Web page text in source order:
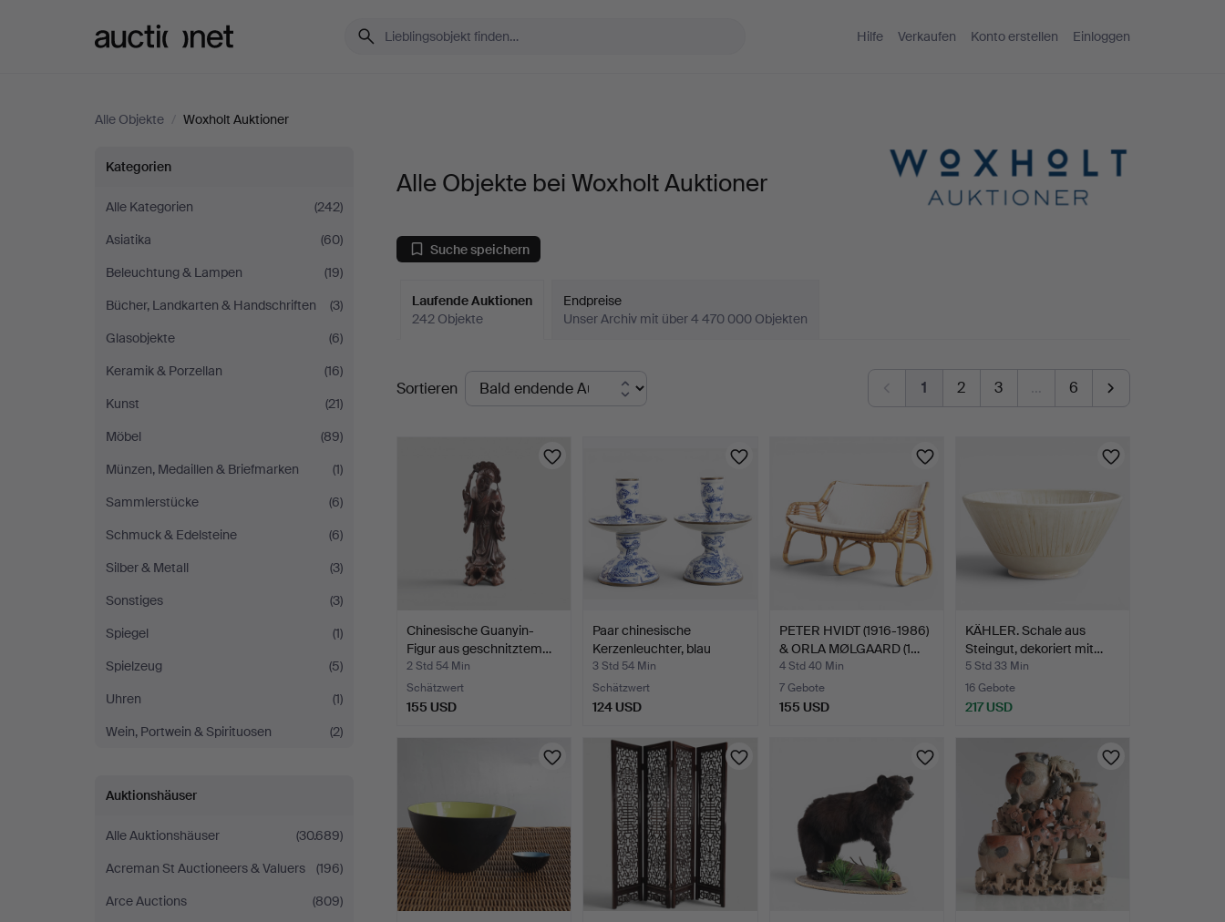
Hilfe Verkaufen Konto erstellen Einloggen
Alle Objekte / Woxholt Auktioner
Alle
Objekte
bei
Woxholt
Auktioner
Kategorien
Alle Kategorien
(242)
Asiatika
(60)
Beleuchtung & Lampen
(19)
Bücher, Landkarten & Handschriften
(3)
Glasobjekte
(6)
Keramik & Porzellan
(16)
Kunst
(21)
Möbel
(89)
Münzen, Medaillen & Briefmarken
(1)
Sammlerstücke
(6)
Schmuck & Edelsteine
(6)
Silber & Metall
(3)
Sonstiges
(3)
Spiegel
(1)
Spielzeug
(5)
Uhren
(1)
Wein, Portwein & Spirituosen
(2)
Auktionshäuser
Alle Auktionshäuser
(30.689)
Acreman St Auctioneers & Valuers
(196)
Arce Auctions
(809)
Alle Objekte bei Woxholt Auktioner
Suche speichern
Laufende Auktionen
242 Objekte
Endpreise
Unser Archiv mit über 4 470 000 Objekten
Laufende
Auktionen
Sortieren 1 2 3 … 6
Chinesische Guanyin-
Figur aus geschnitztem…
2 Std 54 Min
Schätzwert
155 USD
Paar chinesische
Kerzenleuchter, blau
deko…
3 Std 54 Min
Schätzwert
124 USD
PETER HVIDT (1916-1986)
& ORLA MØLGAARD (1…
4 Std 40 Min
7 Gebote
155 USD
KÄHLER. Schale aus
Steingut, dekoriert mit…
5 Std 33 Min
16 Gebote
217 USD